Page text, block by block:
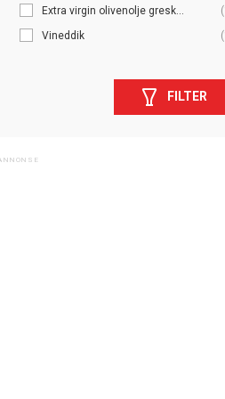
Extra virgin olivenolje gresk...
Vineddik
FILTER